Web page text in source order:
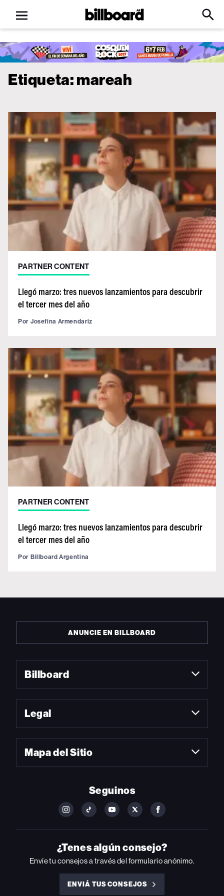
Open
menu
Billboard
Click
Input
Etiqueta:mareah
PARTNER CONTENT
Llegó marzo: tres nuevos lanzamientos para descubrir
el tercer mes del año
Por Josefina Armendariz
PARTNER CONTENT
Llegó marzo: tres nuevos lanzamientos para descubrir
el tercer mes del año
Por Billboard Argentina
ANUNCIE EN BILLBOARD
Billboard
Legal
Mapa del Sitio
Seguinos
FOLLOW
ON
INSTAGRAM
FOLLOW
ON
YOUTUBE
FOLLOW
ON
YOUTUBE
FOLLOW
ON
FOLLOW
ON
FACEBOOK
¿Tenes algún consejo?
Envíe tu consejos a través del formulario anónimo.
ENVIÁ TUS CONSEJOS
ENVIÁ